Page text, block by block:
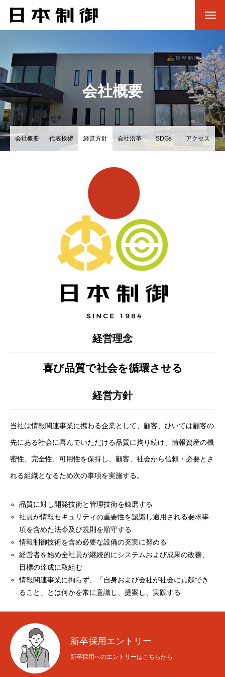
Service
採用情報 Recruit
サービス 業務実績 会社概要 採用情報 お問い合わせ
会社概要
会社概要 代表挨拶 経営方針 会社沿革 SDGs アクセス
経営理念
喜び品質で社会を循環させる
経営方針
当社は情報関連事業に携わる企業として、顧客、ひいては顧客の
先にある社会に喜んでいただける品質に拘り続け、情報資産の機
密性、完全性、可用性を保持し、顧客、社会から信頼・必要とさ
れる組織となるため次の事項を実施する。
品質に対し開発技術と管理技術を錬磨する
社員が情報セキュリティの重要性を認識し適用される要求事
項を含めた法令及び規則を順守する
情報制御技術を含め必要な設備の充実に努める
経営者を始め全社員が継続的にシステムおよび成果の改善、
目標の達成に取組む
情報関連事業に拘らず、「自身および会社が社会に貢献でき
ること」とは何かを常に意識し、提案し、実践する
新卒採用エントリー
新卒採用へのエントリーはこちらから